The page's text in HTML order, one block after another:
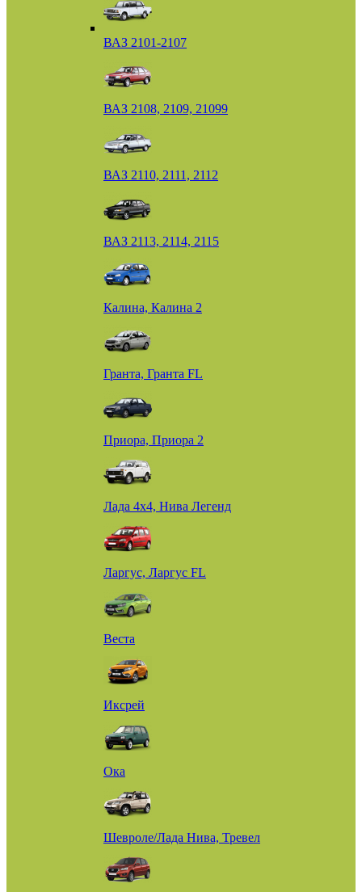
ВАЗ 2101-2107
ВАЗ 2108, 2109, 21099
ВАЗ 2110, 2111, 2112
ВАЗ 2113, 2114, 2115
Калина, Калина 2
Гранта, Гранта FL
Приора, Приора 2
Лада 4х4, Нива Легенд
Ларгус, Ларгус FL
Веста
Иксрей
Ока
Шевроле/Лада Нива, Тревел